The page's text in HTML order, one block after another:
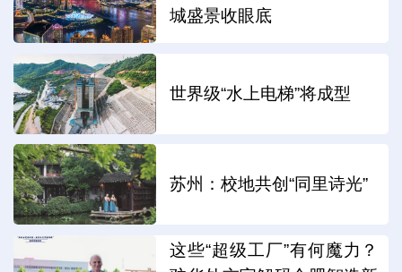
城盛景收眼底
世界级“水上电梯”将成型
苏州：校地共创“同里诗光”
这些“超级工厂”有何魔力？